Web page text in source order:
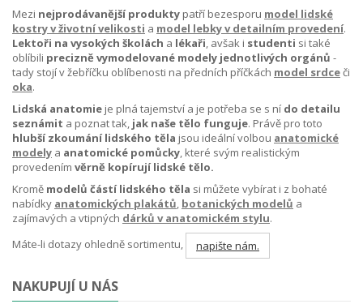
Mezi nejprodávanější produkty patří bezesporu model lidské
kostry v životní velikosti a model lebky v detailním provedení.
Lektoři na vysokých školách a lékaři, avšak i studenti si také
oblíbili precizně vymodelované modely jednotlivých orgánů -
tady stojí v žebříčku oblíbenosti na předních příčkách model srdceči
oka.
Lidská anatomie je plná tajemství a je potřeba se s ní do detailu
seznámit a poznat tak, jak naše tělo funguje. Právě pro toto
hlubší zkoumání lidského těla jsou ideální volbou anatomické
modely a anatomické pomůcky, které svým realistickým
provedením věrně kopírují lidské tělo.
Kromě modelů částí lidského těla si můžete vybírat i z bohaté
nabídky anatomických plakátů, botanických modelů a
zajímavých a vtipných dárků v anatomickém stylu.
Máte-li dotazy ohledně sortimentu,
napište nám.
NAKUPUJÍ U NÁS